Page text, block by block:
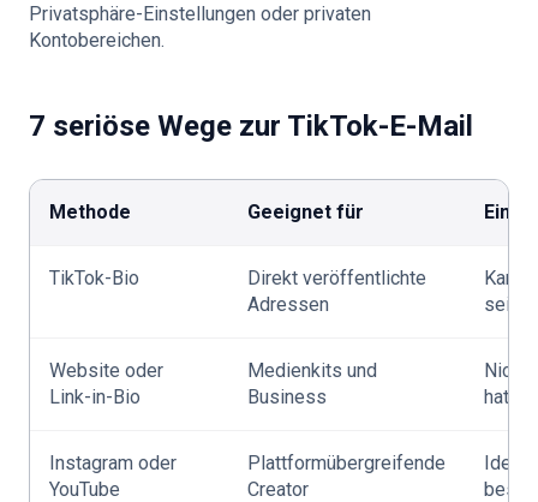
Privatsphäre-Einstellungen oder privaten
Kontobereichen.
7 seriöse Wege zur TikTok-E-Mail
Methode Geeignet für
TikTok-Bio
Direkt veröffentlichte
Adressen
Kann
sein
Website oder
Link-in-Bio
Medienkits und
Business
Nicht
hat
Instagram oder
YouTube
Plattformübergreifende
Creator